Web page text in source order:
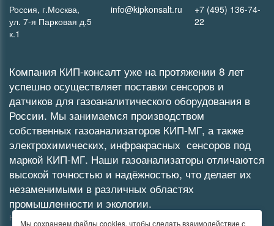
Компания КИП-консалт уже на протяжении 8 лет
успешно осуществляет поставки сенсоров и
датчиков для газоаналитического оборудования в
России. Мы занимаемся производством
собственных газоанализаторов КИП-МГ, а также
электрохимических, инфракрасных сенсоров под
маркой КИП-МГ. Наши газоанализаторы отличаются
высокой точностью и надёжностью, что делает их
незаменимыми в различных областях
промышленности и экологии.
Не является публичной офертой
Россия, г.Москва,
ул. 7-я Парковая д.5
к.1
info@kipkonsalt.ru
+7 (495) 136-74-
22
Мы сохраняем файлы cookies, чтобы сделать взаимодействие с